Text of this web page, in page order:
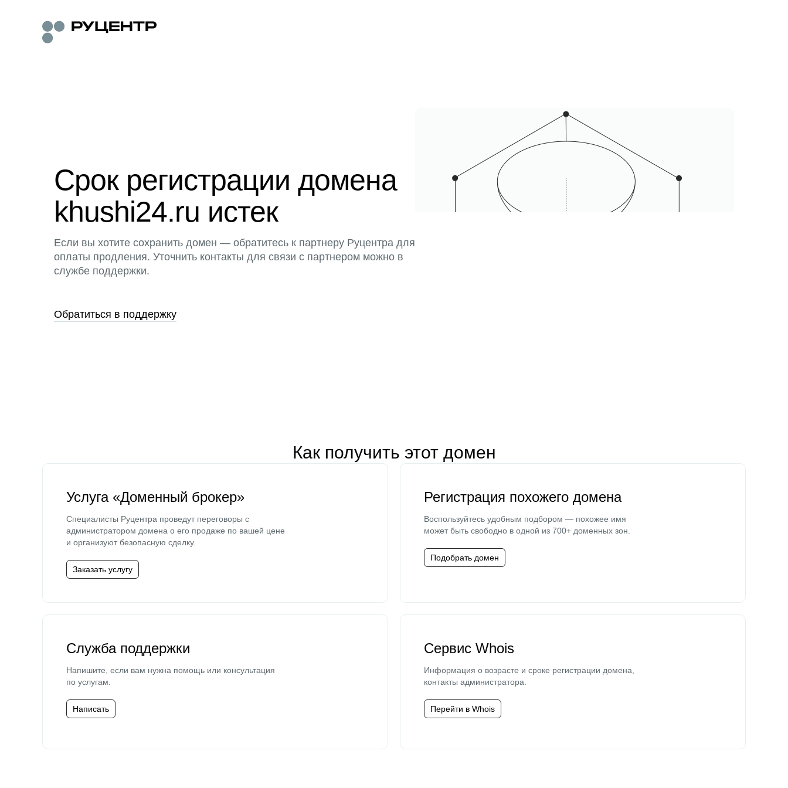
Срок регистрации домена
khushi24.ru истек
Если вы хотите сохранить домен — обратитесь к партнеру Руцентра для
оплаты продления. Уточнить контакты для связи с партнером можно в
службе поддержки.
Обратиться в поддержку
Как получить этот домен
Услуга «Доменный брокер»
Специалисты Руцентра проведут переговоры с
администратором домена о его продаже по вашей цене
и организуют безопасную сделку.
Заказать услугу
Регистрация похожего домена
Воспользуйтесь удобным подбором — похожее имя
может быть свободно в одной из 700+ доменных зон.
Подобрать домен
Служба поддержки
Напишите, если вам нужна помощь или консультация
по услугам.
Написать
Сервис Whois
Информация о возрасте и сроке регистрации домена,
контакты администратора.
Перейти в Whois